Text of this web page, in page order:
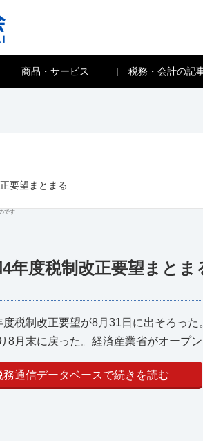
商品・サービス 税務・会計の記
要望まとまる
です
度税制改正要望まとま
税制改正要望が8月31日に出そろっ
8月末に戻った。経済産業省がオープ
務通信データベースで続きを読む